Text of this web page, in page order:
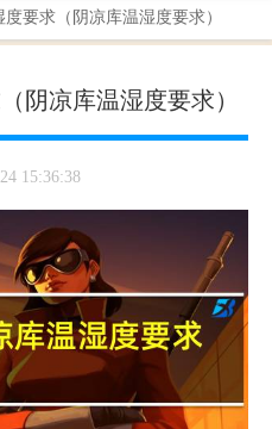
要求（阴凉库温湿度要求）
阴凉库温湿度要求）
15:36:38